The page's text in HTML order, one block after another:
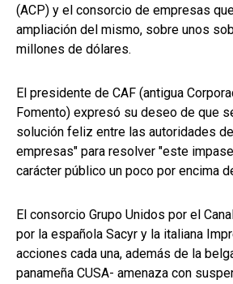
(ACP) y el consorcio de empresas
ampliación del mismo, sobre unos
millones de dólares.
El presidente de CAF (antigua
Fomento) expresó su deseo de que
solución feliz entre las autoridades
empresas" para resolver "este
carácter público un poco por encima
El consorcio Grupo Unidos por el
por la española Sacyr y la italiana
acciones cada una, además de la
panameña CUSA- amenaza con